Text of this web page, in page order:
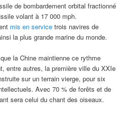
de bombardement orbital fractionné
volant à 17 000 mph.
mis en servicetrois navires de
la plus grande marine du monde.
la Chine maintienne ce rythme
entre autres, la première ville du XXIe
sur un terrain vierge, pour six
Avec 70 % de forêts et de
sera celui du chant des oiseaux.